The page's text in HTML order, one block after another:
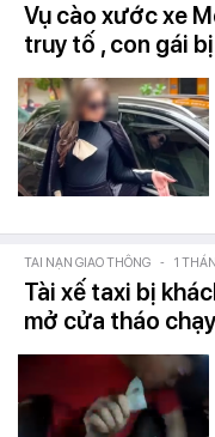
Vụ cào xước xe
truy tố , con gái
TAI NẠN GIAO THÔNG - 1
Tài xế taxi bị
mở cửa tháo